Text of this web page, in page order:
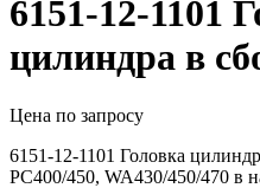
6151-12-1101
цилиндра в
Цена по запросу
6151-12-1101 Головка
PC400/450, WA430/450/470 в